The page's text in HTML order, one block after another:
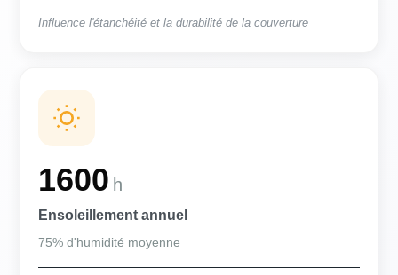
Influence l'étanchéité et la durabilité de la couverture
1600 h
Ensoleillement annuel
75% d'humidité moyenne